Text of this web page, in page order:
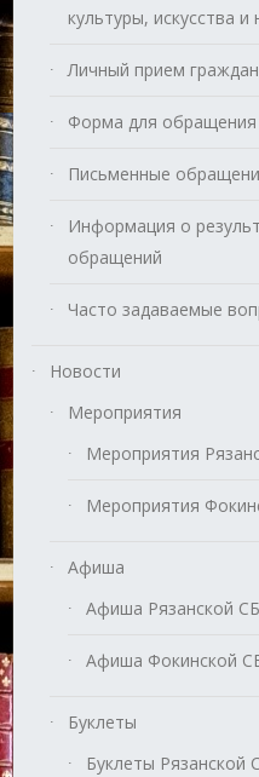
культуры, искусства
Личный прием граждан
Форма для обращения
Письменные
Информация о
обращений
Часто задаваемые
Новости
Мероприятия
Мероприятия
Мероприятия
Афиша
Афиша Рязанской СБ
Афиша Фокинской
Буклеты
Буклеты Рязанской